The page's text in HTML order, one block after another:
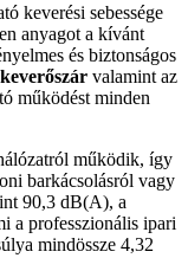
keverési sebessége
anyagot a kívánt
és biztonságos
valamint az
működést minden
működik, így
barkácsolásról vagy
90,3 dB(A), a
a professzionális ipari
mindössze 4,32